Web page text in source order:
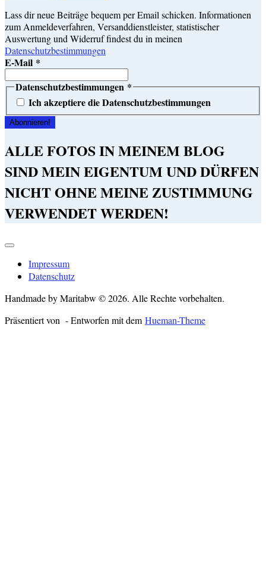
Lass dir neue Beiträge bequem per Email schicken. Informationen
zum Anmeldeverfahren, Versanddienstleister, statistischer
Auswertung und Widerruf findest du in meinen
Datenschutzbestimmungen
E-Mail *
Datenschutzbestimmungen *
Ich akzeptiere die Datenschutzbestimmungen
ALLE FOTOS IN MEINEM BLOG
SIND MEIN EIGENTUM UND DÜRFEN
NICHT OHNE MEINE ZUSTIMMUNG
VERWENDET WERDEN!
Impressum
Datenschutz
Handmade by Maritabw © 2026. Alle Rechte vorbehalten.
Präsentiert von - Entworfen mit demHueman-Theme